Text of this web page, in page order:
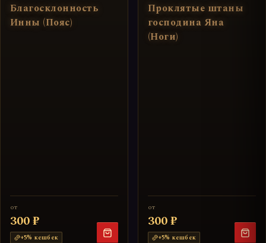
Благосклонность
Инны (Пояс)
от
300 ₽
+5% кешбек
Проклятые штаны
господина Яна
(Ноги)
от
300 ₽
+5% кешбек